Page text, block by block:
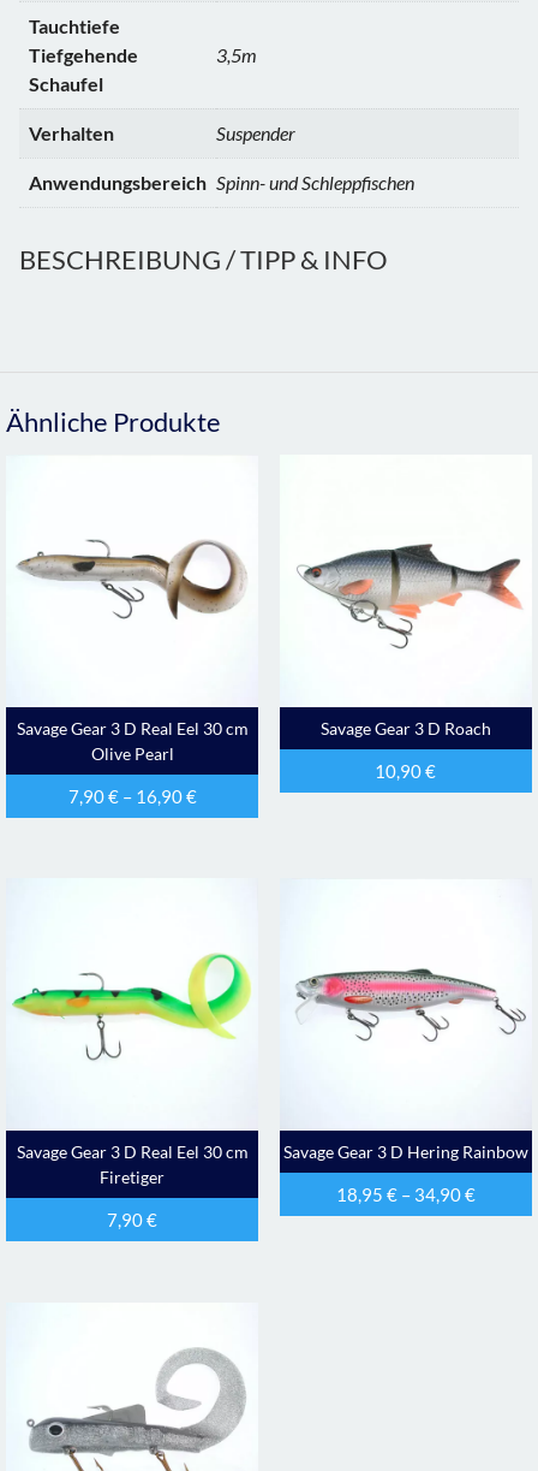
Tauchtiefe
Tiefgehende
Schaufel
3,5m
Verhalten Suspender
Anwendungsbereich Spinn- und Schleppfischen
BESCHREIBUNG / TIPP & INFO
Ähnliche Produkte
Savage Gear 3 D Real Eel 30 cm
Olive Pearl
7,90€– 16,90€
Savage Gear 3 D Roach
10,90€
Savage Gear 3 D Real Eel 30 cm
Firetiger
7,90€
Savage Gear 3 D Hering Rainbow
18,95 €– 34,90€